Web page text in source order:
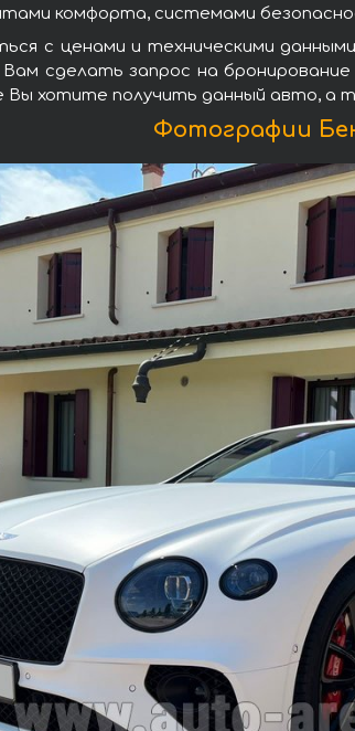
комфорта, системами
с ценами и техническими
сделать запрос на
Вы хотите получить данный авто, а
Фотографии